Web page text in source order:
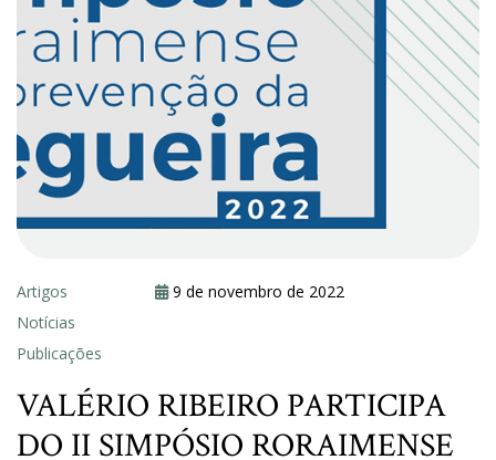
Artigos
Notícias
Publicações
9 de novembro de 2022
VALÉRIO RIBEIRO PARTICIPA
DO II SIMPÓSIO RORAIMENSE